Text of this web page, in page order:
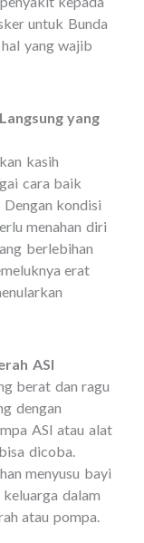
untuk Bunda
yang wajib
yang
kasih
cara baik
kondisi
menahan diri
berlebihan
erat
ASI
berat dan ragu
dengan
ASI atau alat
dicoba.
menyusu bayi
dalam
atau pompa.